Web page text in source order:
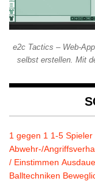
e2c Tactics – Web-
selbst erstellen. Mit
1 gegen 1 1-5 Spieler
Abwehr-/
/ Einstimmen
Balltechniken